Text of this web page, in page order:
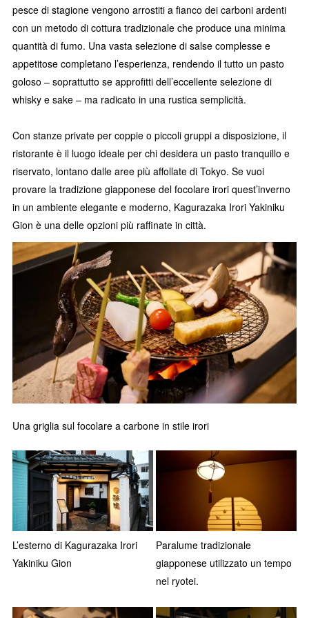
pesce di stagione vengono arrostiti a fianco dei carboni ardenti
con un metodo di cottura tradizionale che produce una minima
quantità di fumo. Una vasta selezione di salse complesse e
appetitose completano l’esperienza, rendendo il tutto un pasto
goloso – soprattutto se approfitti dell’eccellente selezione di
whisky e sake – ma radicato in una rustica semplicità.
Con stanze private per coppie o piccoli gruppi a disposizione, il
ristorante è il luogo ideale per chi desidera un pasto tranquillo e
riservato, lontano dalle aree più affollate di Tokyo. Se vuoi
provare la tradizione giapponese del focolare irori quest’inverno
in un ambiente elegante e moderno, Kagurazaka Irori Yakiniku
Gion è una delle opzioni più raffinate in città.
Una griglia sul focolare a carbone in stile irori
L’esterno di Kagurazaka Irori
Yakiniku Gion
Paralume tradizionale
giapponese utilizzato un tempo
nel ryotei.